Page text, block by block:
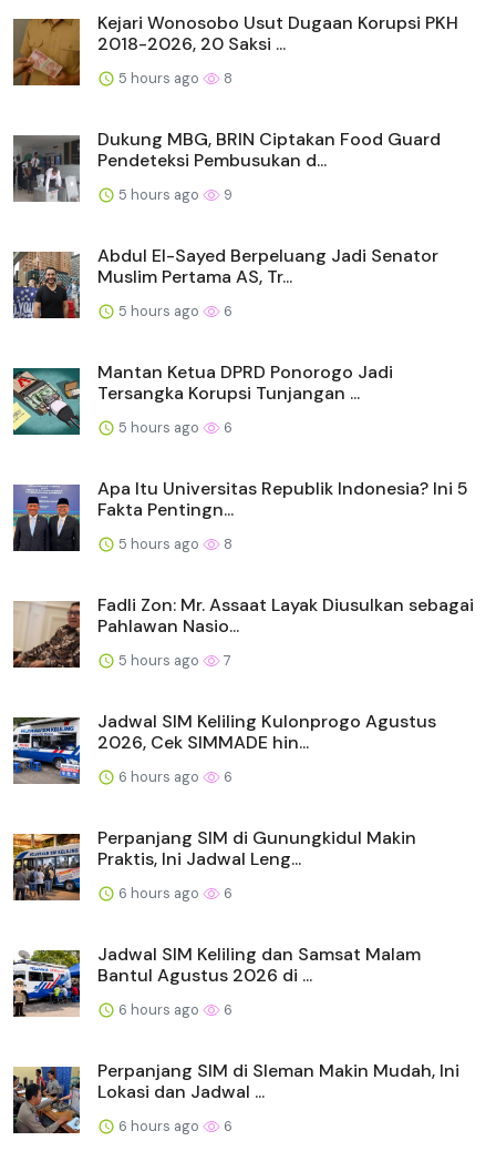
Kejari Wonosobo Usut Dugaan Korupsi PKH
2018-2026, 20 Saksi ...
5 hours ago 8
Dukung MBG, BRIN Ciptakan Food Guard
Pendeteksi Pembusukan d...
5 hours ago 9
Abdul El-Sayed Berpeluang Jadi Senator
Muslim Pertama AS, Tr...
5 hours ago 6
Mantan Ketua DPRD Ponorogo Jadi
Tersangka Korupsi Tunjangan ...
5 hours ago 6
Apa Itu Universitas Republik Indonesia? Ini 5
Fakta Pentingn...
5 hours ago 8
Fadli Zon: Mr. Assaat Layak Diusulkan sebagai
Pahlawan Nasio...
5 hours ago 7
Jadwal SIM Keliling Kulonprogo Agustus
2026, Cek SIMMADE hin...
6 hours ago 6
Perpanjang SIM di Gunungkidul Makin
Praktis, Ini Jadwal Leng...
6 hours ago 6
Jadwal SIM Keliling dan Samsat Malam
Bantul Agustus 2026 di ...
6 hours ago 6
Perpanjang SIM di Sleman Makin Mudah, Ini
Lokasi dan Jadwal ...
6 hours ago 6